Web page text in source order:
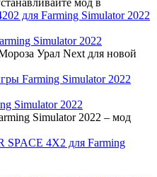
Simulator 2022
Урал Next для новой
Simulator 2022
Simulator 2022 – мод